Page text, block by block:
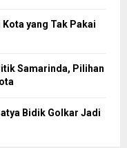
yang Tak Pakai
Samarinda, Pilihan
Bidik Golkar Jadi